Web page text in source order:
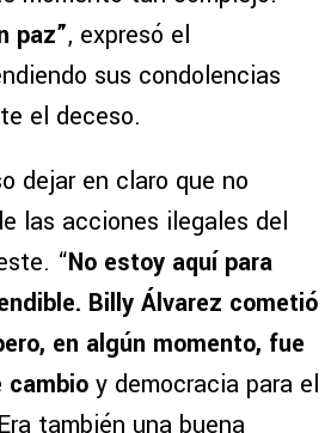
a los familiares,
más cercanos del
momento tan complejo.
sus condolencias
el deceso.
dejar en claro que no
las acciones ilegales del
“No estoy aquí para
Billy Álvarez cometió